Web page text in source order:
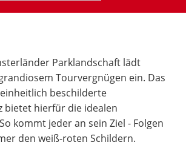
Parklandschaft lädt
Tourvergnügen ein. Das
beschilderte
bietet hierfür die idealen
kommt jeder an sein Ziel - Folgen
den weiß-roten Schildern.